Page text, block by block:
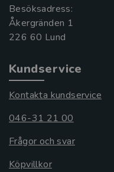
Besöksadress:
Åkergränden 1
Kundservice
Kontakta kundservice
046-31 21 00
Frågor och svar
Köpvillkor